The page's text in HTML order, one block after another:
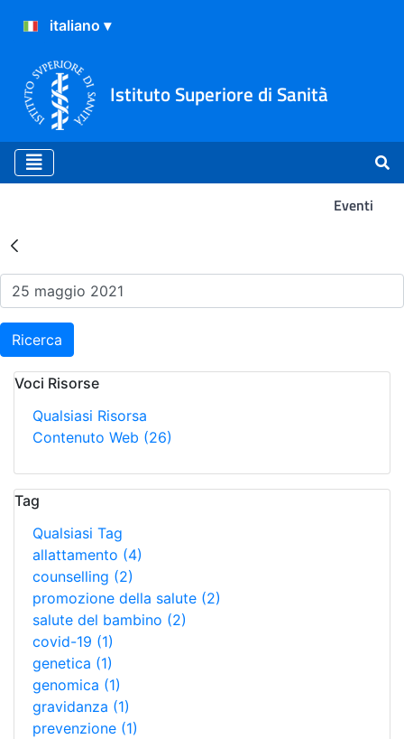
Istituto Superiore di Sanità
Eventi
Risultati della Ricerca -
Ricerca
Voci Risorse
Qualsiasi Risorsa
Contenuto Web (26)
Tag
Qualsiasi Tag
allattamento (4)
counselling (2)
promozione della salute (2)
salute del bambino (2)
covid-19 (1)
genetica (1)
genomica (1)
gravidanza (1)
prevenzione (1)